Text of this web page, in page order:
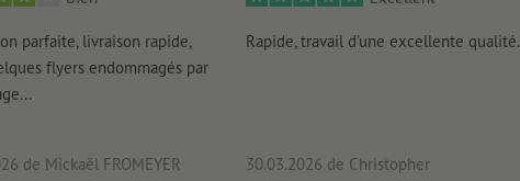
parfaite, livraison rapide,
flyers endommagés par
de Mickaël FROMEYER
Rapide, travail d'une excellente qualité.
30.03.2026 de Christopher